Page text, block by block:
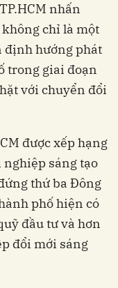
nhấn
chỉ là một
định hướng phát
trong giai đoạn
với chuyển đổi
được xếp hạng
sáng tạo
thứ ba Đông
phố hiện có
đầu tư và hơn
đổi mới sáng